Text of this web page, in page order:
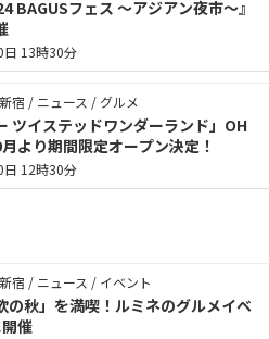
BAGUSフェス ～アジアン夜市～』
13時30分
宿 / ニュース / グルメ
ツイステッドワンダーランド」OH
月より期間限定オープン決定！
12時30分
宿 / ニュース / イベント
の秋」を満喫！ルミネのグルメイベ
催